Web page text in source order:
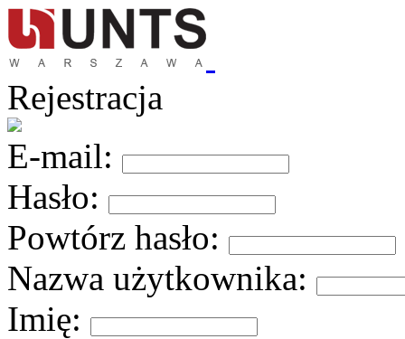
Rejestracja
E-mail:
Hasło:
Powtórz hasło:
Nazwa użytkownika:
Imię: